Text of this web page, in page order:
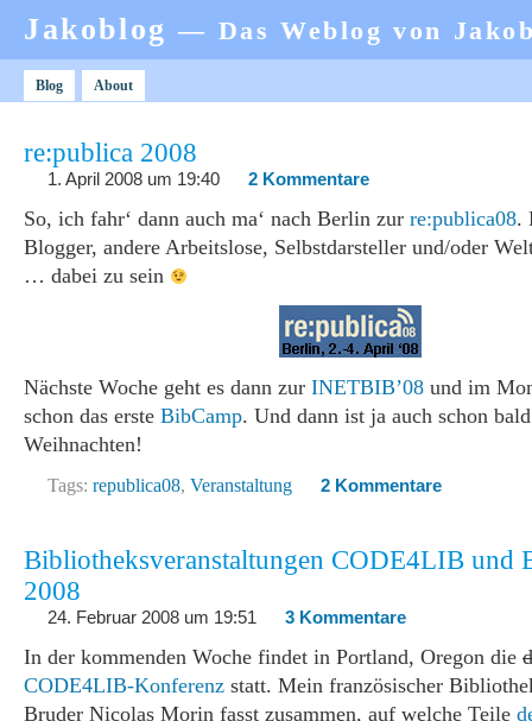
Jakoblog— Das Weblog von
Blog About
re:publica 2008
1. April 2008 um 19:40 2 Kommentare
So, ich fahr‘ dann auch ma‘ nach Berlin zur re:publica08.
Blogger, andere Arbeitslose, Selbstdarsteller und/oder
… dabei zu sein
Nächste Woche geht es dann zur INETBIB’08 und im
schon das erste BibCamp. Und dann ist ja auch schon
Weihnachten!
Tags: republica08, Veranstaltung 2 Kommentare
Bibliotheksveranstaltungen CODE4LIB und
2008
24. Februar 2008 um 19:51 3 Kommentare
In der kommenden Woche findet in Portland, Oregon die
CODE4LIB-Konferenz statt. Mein französischer
Bruder Nicolas Morin fasst zusammen, auf welche Teile